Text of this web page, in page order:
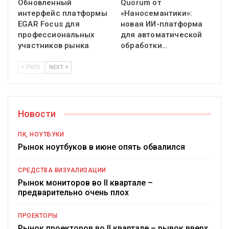
Обновленный
интерфейс платформы
EGAR Focus для
профессиональных
участников рынка
Quorum от
«Наносемантики»:
новая ИИ-платформа
для автоматической
обработки…
PREV NEXT
Новости
ПК, НОУТБУКИ
Рынок ноутбуков в июне опять обвалился
СРЕДСТВА ВИЗУАЛИЗАЦИИ
Рынок мониторов во II квартале –
предварительно очень плох
ПРОЕКТОРЫ